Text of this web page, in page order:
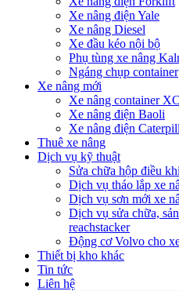
Xe nâng điện Yale
Xe nâng Diesel
Xe đầu kéo nội bộ
Phụ tùng xe nâng
Ngáng chụp container
Xe nâng mới
Xe nâng container
Xe nâng điện Baoli
Xe nâng điện
Thuê xe nâng
Dịch vụ kỹ thuật
Sửa chữa hộp điều
Dịch vụ tháo lắp xe
Dịch vụ sơn mới xe
Dịch vụ sửa chữa,
reachstacker
Động cơ Volvo cho
Thiết bị kho khác
Tin tức
Liên hệ